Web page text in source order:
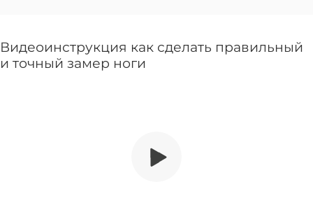
Видеоинструкция как сделать правильный
и точный замер ноги